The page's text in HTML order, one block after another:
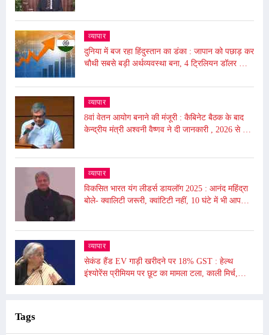
व्यापार
दुनिया में बज रहा हिंदुस्तान का डंका : जापान को पछाड़ कर
चौथी सबसे बड़ी अर्थव्यवस्था बना, 4 ट्रिलियन डॉलर की
व्यापार
8वां वेतन आयोग बनाने की मंजूरी : कैबिनेट बैठक के बाद
केन्द्रीय मंत्री अश्वनी वैष्णव ने दी जानकारी , 2026 से लागू
व्यापार
विकसित भारत यंग लीडर्स डायलॉग 2025 : आनंद महिंद्रा
बोले- क्वालिटी जरूरी, क्वांटिटी नहीं, 10 घंटे में भी आप
व्यापार
सेकंड हैंड EV गाड़ी खरीदने पर 18% GST : हेल्थ
इंश्योरेंस प्रीमियम पर छूट का मामला टला, काली मिर्च,
Tags